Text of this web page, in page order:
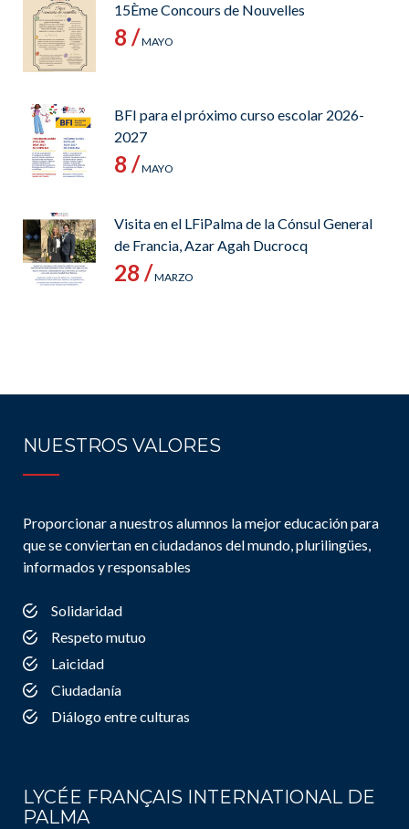
15Ème Concours de Nouvelles
8 /MAYO
BFI para el próximo curso escolar 2026-
2027
8 /MAYO
Visita en el LFiPalma de la Cónsul General
de Francia, Azar Agah Ducrocq
28 /MARZO
NUESTROS VALORES
Proporcionar a nuestros alumnos la mejor educación para
que se conviertan en ciudadanos del mundo, plurilingües,
informados y responsables
Solidaridad
Respeto mutuo
Laicidad
Ciudadanía
Diálogo entre culturas
LYCÉE FRANÇAIS INTERNATIONAL DE
PALMA